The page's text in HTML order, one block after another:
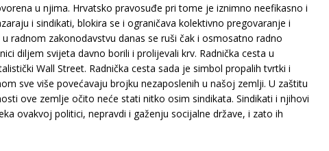
u njima. Hrvatsko pravosuđe pri tome je iznimno neefikasno i
i sindikati, blokira se i ograničava kolektivno pregovaranje i
radnom zakonodavstvu danas se ruši čak i osmosatno radno
diljem svijeta davno borili i prolijevali krv. Radnička cesta u
Wall Street. Radnička cesta sada je simbol propalih tvrtki i
sve više povećavaju brojku nezaposlenih u našoj zemlji. U zaštitu
ove zemlje očito neće stati nitko osim sindikata. Sindikati i njihovi
ovakvoj politici, nepravdi i gaženju socijalne države, i zato ih